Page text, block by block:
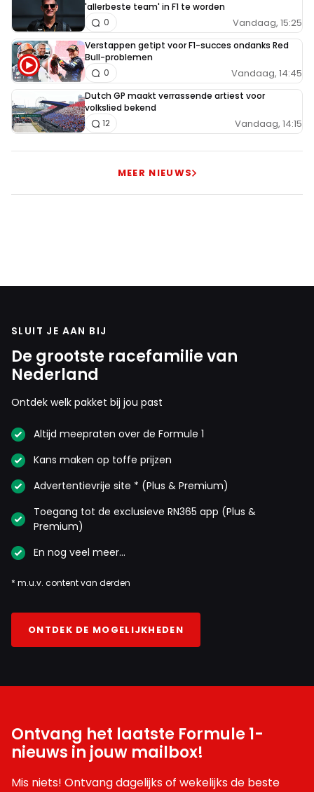
'allerbeste team' in F1 te worden
Vandaag, 15:25
0
Verstappen getipt voor F1-succes ondanks Red
Bull-problemen
Vandaag, 14:45
0
Dutch GP maakt verrassende artiest voor
volkslied bekend
Vandaag, 14:15
12
MEER NIEUWS
SLUIT JE AAN BIJ
De grootste racefamilie van
Nederland
Ontdek welk pakket bij jou past
Altijd meepraten over de Formule 1
Kans maken op toffe prijzen
Advertentievrije site * (Plus & Premium)
Toegang tot de exclusieve RN365 app (Plus &
Premium)
En nog veel meer…
* m.u.v. content van derden
ONTDEK DE MOGELIJKHEDEN
Ontvang het laatste Formule 1-
nieuws in jouw mailbox!
Mis niets! Ontvang dagelijks of wekelijks de beste